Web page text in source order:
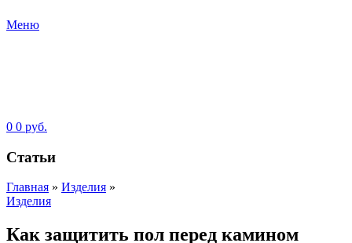
Меню
0 0 руб.
Статьи
Главная » Изделия »
Изделия
Как защитить пол перед камином